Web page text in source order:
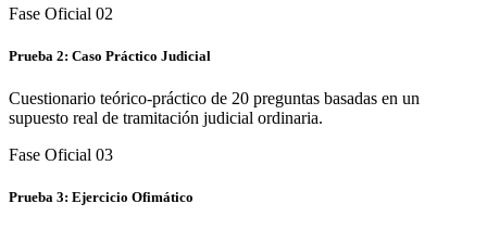
Fase Oficial 02
Prueba 2: Caso Práctico Judicial
Cuestionario teórico-práctico de 20 preguntas basadas en un
supuesto real de tramitación judicial ordinaria.
Fase Oficial 03
Prueba 3: Ejercicio Ofimático